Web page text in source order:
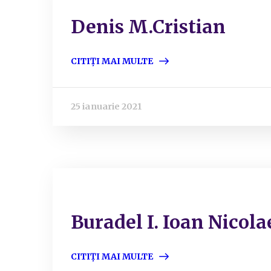
Denis M.Cristian
CITIȚI MAI MULTE
25 ianuarie 2021
Buradel I. Ioan
CITIȚI MAI MULTE